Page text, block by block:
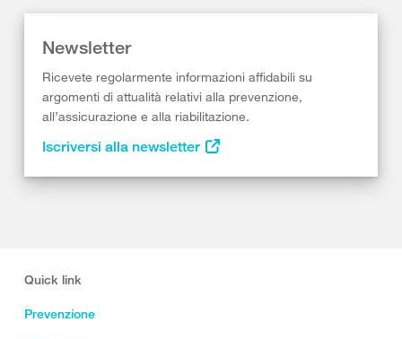
Newsletter
Ricevete regolarmente informazioni affidabili su
argomenti di attualità relativi alla prevenzione,
all’assicurazione e alla riabilitazione.
Iscriversi alla newsletter
Quick link
Prevenzione